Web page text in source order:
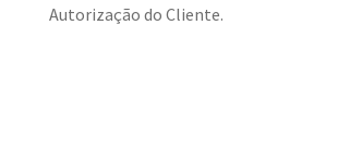
Autorização do Cliente.